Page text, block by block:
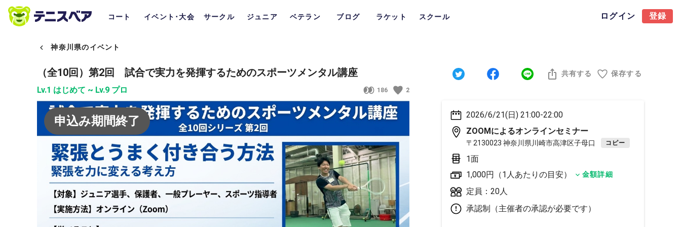
コート イベント･大会 サークル ジュニア ベテラン ブログ ラケット スクール ログイン 登録
神奈川県のイベント
（全10回）第2回 試合で実力を発揮するためのスポーツメンタル講座
Lv.1 はじめて ~ Lv.9 プロ 186 2
共有する 保存する
申込み期間終了
2026/6/21(日) 21:00-22:00
ZOOMによるオンラインセミナー
〒2130023 神奈川県川崎市高津区子母口 コピー
1面
1,000円（1人あたりの目安）
金額詳細
定員：20人
承認制（主催者の承認が必要です）